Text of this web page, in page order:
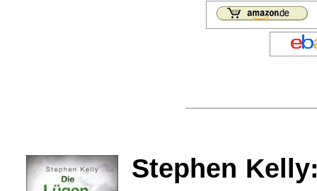
Stephen